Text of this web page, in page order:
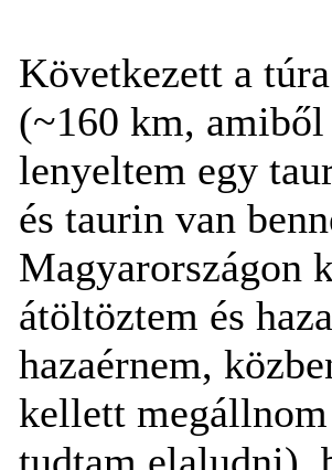
Következett a
(~160 km,
lenyeltem egy
és taurin van
Magyarországon
átöltöztem és
hazaérnem,
kellett